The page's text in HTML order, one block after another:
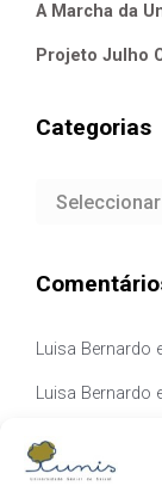
A Marcha da
Projeto Julho
Categorias
Categorias
Luisa Bernardo
Luisa Bernardo
Manuela Silva
elisabete Garcia